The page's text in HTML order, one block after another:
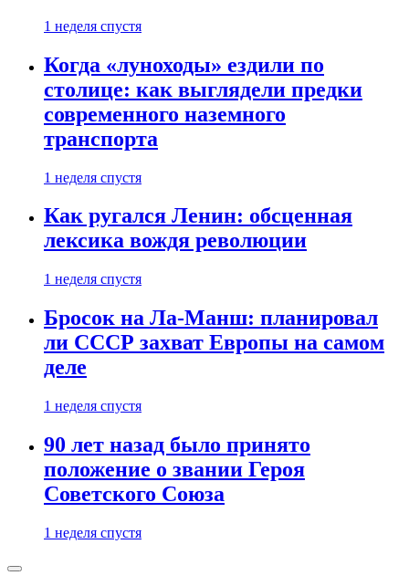
1 неделя спустя
Когда «луноходы» ездили по
столице: как выглядели предки
современного наземного
транспорта
1 неделя спустя
Как ругался Ленин: обсценная
лексика вождя революции
1 неделя спустя
Бросок на Ла-Манш: планировал
ли СССР захват Европы на самом
деле
1 неделя спустя
90 лет назад было принято
положение о звании Героя
Советского Союза
1 неделя спустя